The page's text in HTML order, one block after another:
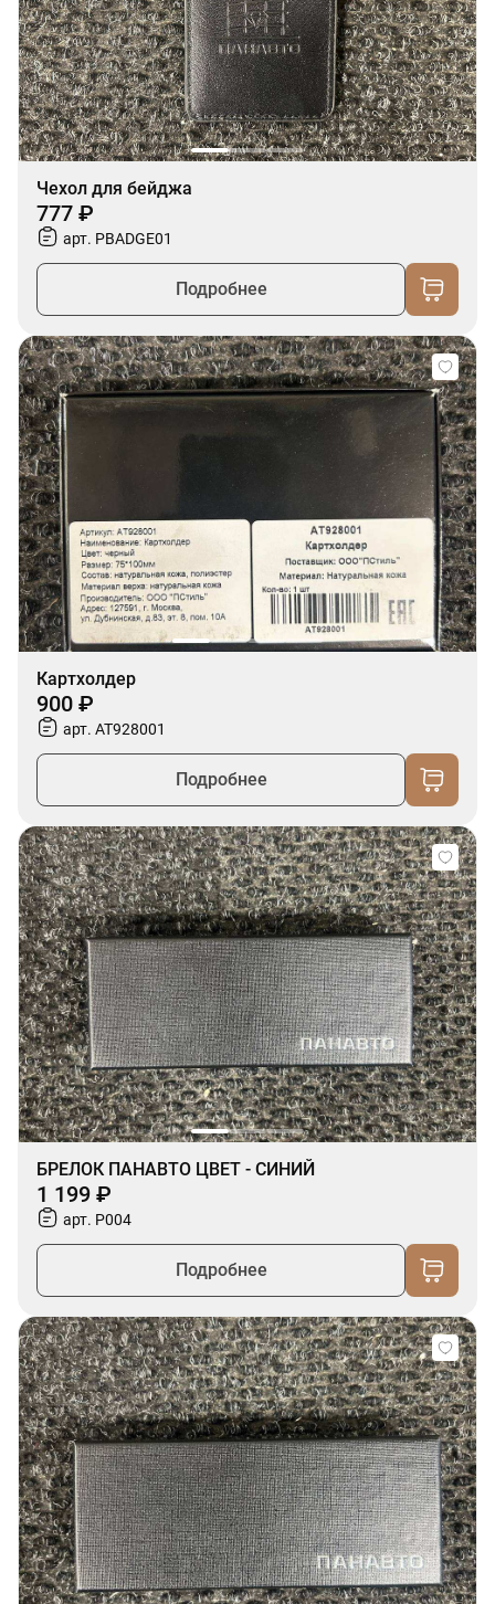
Чехол для бейджа
777 ₽
арт. PBADGE01
Подробнее
Картхолдер
900 ₽
арт. AT928001
Подробнее
БРЕЛОК ПАНАВТО ЦВЕТ - СИНИЙ
1 199 ₽
арт. P004
Подробнее